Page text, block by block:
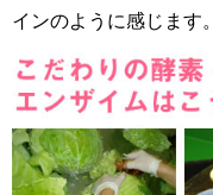
インのように感じます。